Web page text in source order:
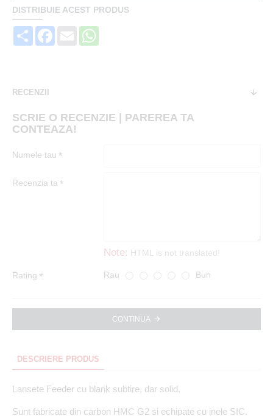
DISTRIBUIE ACEST PRODUS
Share Facebook
Email
RECENZII
SCRIE O RECENZIE | PAREREA TA
CONTEAZA!
Numele tau
Recenzia ta
Note: HTML is not translated!
Rating Rau Bun
CONTINUA
DESCRIERE PRODUS
Lansete Feeder cu blank subtire, dar solid.
Sunt fabricate din carbon HMC G2 si echipate cu inele SIC.